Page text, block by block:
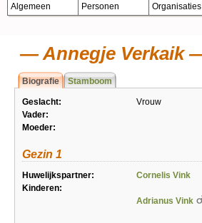
Algemeen Personen Organisaties
Annegje Verkaik
Biografie Stamboom
Geslacht:
Vrouw
Vader:
Moeder:
Gezin 1
Huwelijkspartner:
Cornelis Vink
Kinderen:
Adrianus Vink